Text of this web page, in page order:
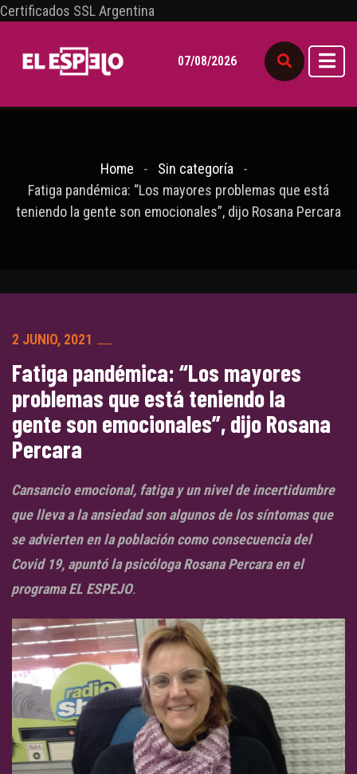
Certificados SSL Argentina
07/08/2026
Home
Sin categoría
Fatiga pandémica: “Los mayores problemas que está
teniendo la gente son emocionales”, dijo Rosana Percara
2 JUNIO, 2021
Fatiga pandémica: “Los mayores
problemas que está teniendo la
gente son emocionales”, dijo Rosana
Percara
Cansancio emocional, fatiga y un nivel de incertidumbre
que lleva a la ansiedad son algunos de los síntomas que
se advierten en la población como consecuencia del
Covid 19, apuntó la psicóloga Rosana Percara en el
programa EL ESPEJO.